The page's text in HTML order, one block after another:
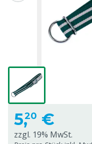
5,20 €
zzgl. 19% MwSt.